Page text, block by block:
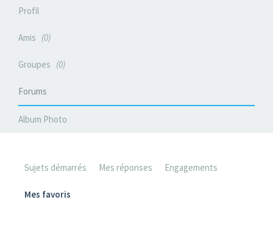
Profil
Amis 0
Groupes 0
Forums
Album Photo
Sujets démarrés Mes réponses Engagements
Mes favoris